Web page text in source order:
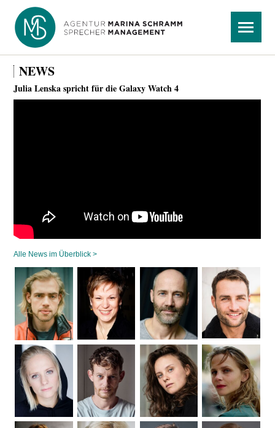
Navigation
überspringen
NEWS
Julia Lenska spricht für die Galaxy Watch 4
Alle News im Überblick >
Navigation
überspringen